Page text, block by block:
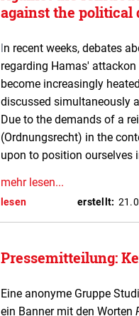
against the political
ln recent weeks, debates
regarding Hamas'
become increasingly
discussed simultaneously
Due to the demands of a
(Ordnungsrecht) in the
upon to position ourselves
mehr lesen...
lesen erstellt:
Pressemitteilung:
Eine anonyme Gruppe
ein Banner mit den Worten